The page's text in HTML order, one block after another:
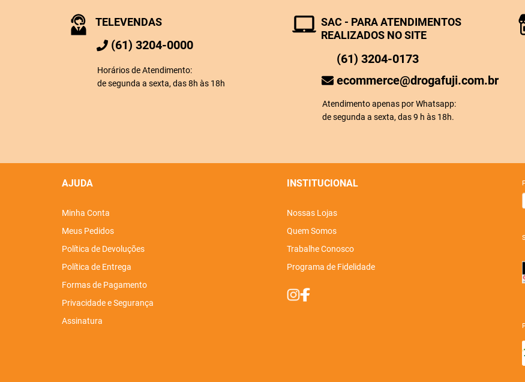
TELEVENDAS
(61) 3204-0000
Horários de Atendimento:
de segunda a sexta, das 8h às 18h
SAC - PARA ATENDIMENTOS
REALIZADOS NO SITE
(61) 3204-0173
ecommerce@drogafuji.com.br
Atendimento apenas por Whatsapp:
de segunda a sexta, das 9 h às 18h.
AJUDA
Minha Conta
Meus Pedidos
Política de Devoluções
Política de Entrega
Formas de Pagamento
Privacidade e Segurança
Assinatura
INSTITUCIONAL
Nossas Lojas
Quem Somos
Trabalhe Conosco
Programa de Fidelidade